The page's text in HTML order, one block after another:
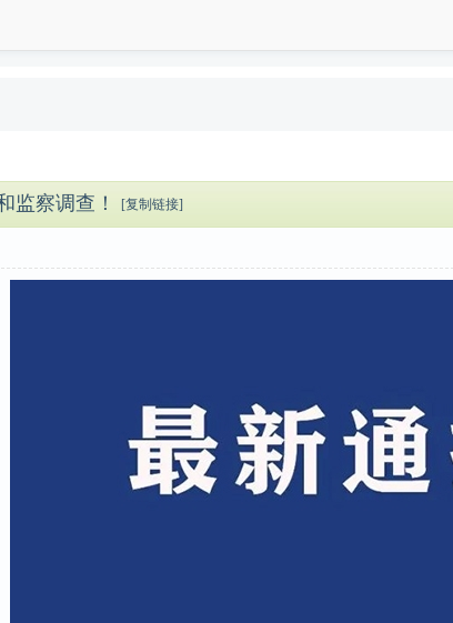
监察调查！ [复制链接]